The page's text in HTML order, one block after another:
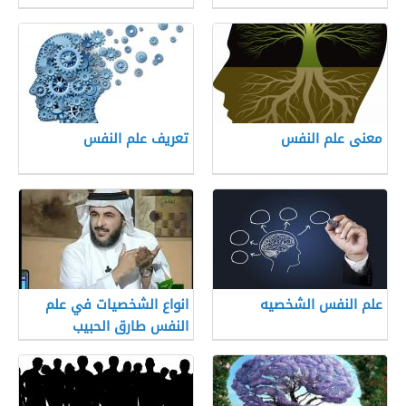
معنى علم النفس تعريف علم النفس
علم النفس الشخصيه
انواع الشخصيات في علم
النفس طارق الحبيب